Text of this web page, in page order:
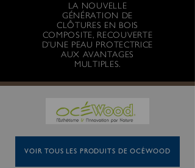
LA NOUVELLE
GÉNÉRATION DE
CLÔTURES EN BOIS
COMPOSITE, RECOUVERTE
D’UNE PEAU PROTECTRICE
AUX AVANTAGES
MULTIPLES.
VOIR TOUS LES PRODUITS DE OCÉWOOD